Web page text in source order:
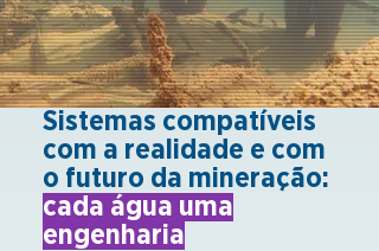
Sistemas compatíveis
com a realidade e com
o futuro da mineração:
cada água uma
engenharia